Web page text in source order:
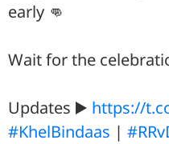
early 👊
Wait for the
Updates ▶️ https://
#KhelBindaas |